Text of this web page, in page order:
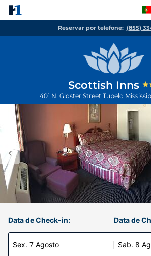
Reservar por telefone: (855)
Scottish Inns
401 N. Gloster Street Tupelo
Data de Check-in:
Sex. 7 Agosto
Data de
Sab. 8